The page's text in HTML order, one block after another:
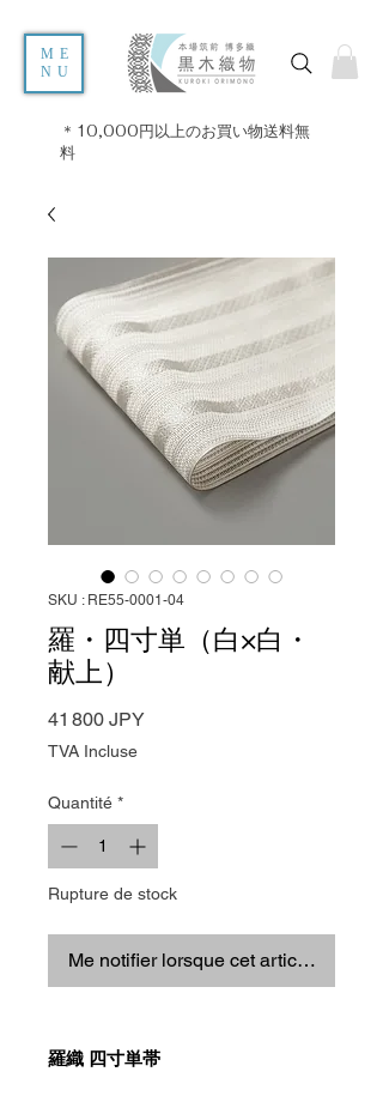
ME
NU
＊10,000円以上のお買い物送料無
料
SKU : RE55-0001-04
羅・四寸単（白×白・
献上）
41 800 JPYPrix
TVA Incluse
Quantité *
Rupture de stock
Me notifier lorsque cet article est
羅織 四寸単帯